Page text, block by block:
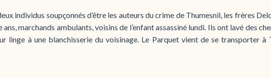
individus soupçonnés d’être les auteurs du crime de Thumesnil, les frères
marchands ambulants, voisins de l’enfant assassiné lundi. Ils ont lavé des
linge à une blanchisserie du voisinage. Le Parquet vient de se transporter